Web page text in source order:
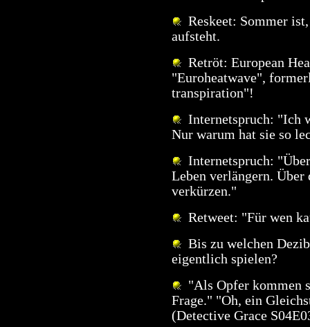
Reskeet: Sommer
aufsteht.
Retröt: European
"Euroheatwave",
transpiration"!
Internetspruch: "Ich
Nur warum hat sie so
Internetspruch:
Leben verlängern. Über
verkürzen."
Retweet: "Für wen
Bis zu welchen
eigentlich spielen?
"Als Opfer kommen
Frage." "Oh, ein
(Detective Grace